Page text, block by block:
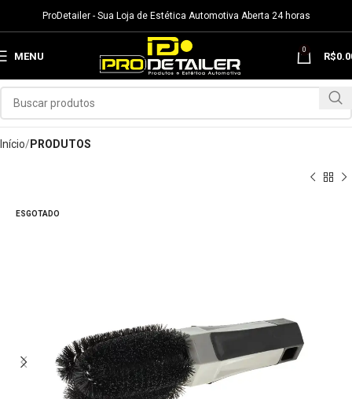
ProDetailer - Sua Loja de Estética Automotiva Aberta 24 horas
MENU
0
R$
Início PRODUTOS
ESGOTADO